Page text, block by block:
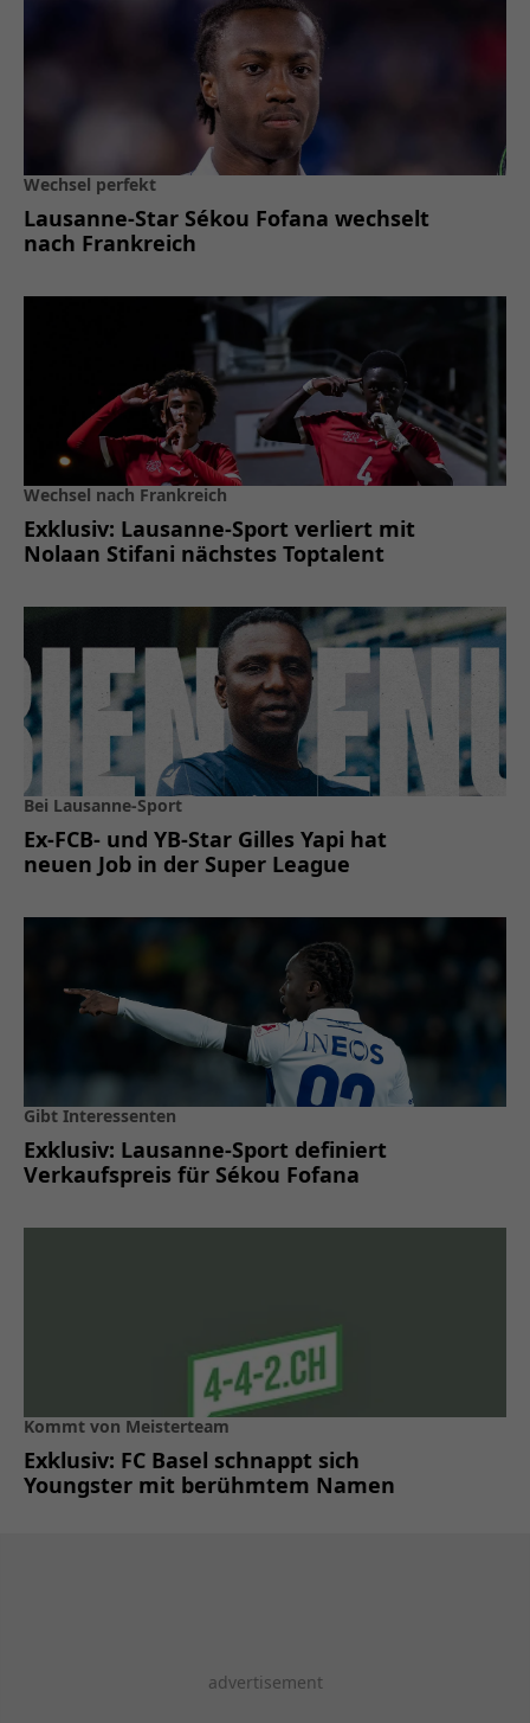
Wechsel perfekt
Lausanne-Star Sékou Fofana wechselt
nach Frankreich
Wechsel nach Frankreich
Exklusiv: Lausanne-Sport verliert mit
Nolaan Stifani nächstes Toptalent
Bei Lausanne-Sport
Ex-FCB- und YB-Star Gilles Yapi hat
neuen Job in der Super League
Gibt Interessenten
Exklusiv: Lausanne-Sport definiert
Verkaufspreis für Sékou Fofana
Kommt von Meisterteam
Exklusiv: FC Basel schnappt sich
Youngster mit berühmtem Namen